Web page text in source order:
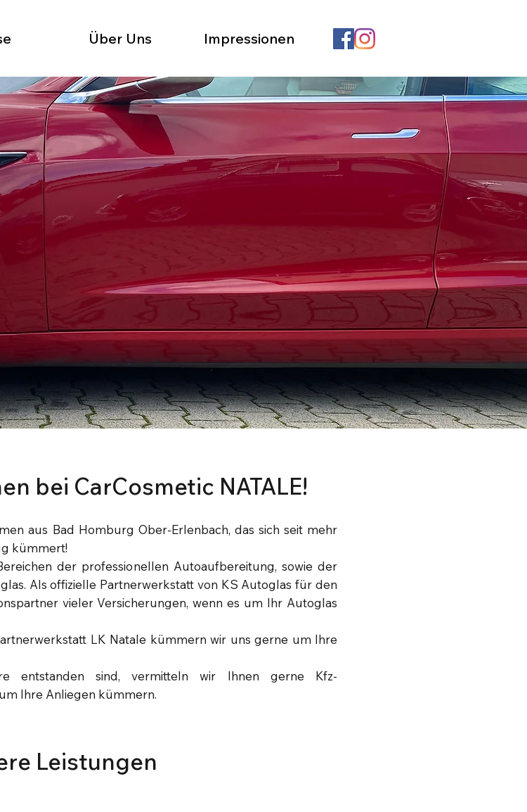
Über Uns Impressionen
bei CarCosmetic NATALE!
aus Bad Homburg Ober-Erlenbach, das sich seit mehr
kümmert!
der professionellen Autoaufbereitung, sowie der
Als offizielle Partnerwerkstatt von KS Autoglas für den
vieler Versicherungen, wenn es um Ihr Autoglas
LK Natale kümmern wir uns gerne um Ihre
entstanden sind, vermitteln wir Ihnen gerne Kfz-
Ihre Anliegen kümmern.
Leistungen